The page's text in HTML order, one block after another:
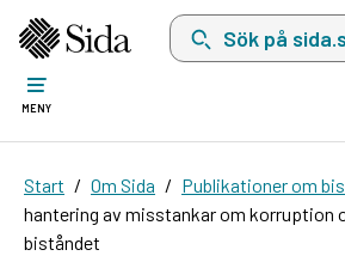
Sök på sida.se,
MENY
Start Om Sida Publikationer om
hantering av misstankar om korruption
biståndet